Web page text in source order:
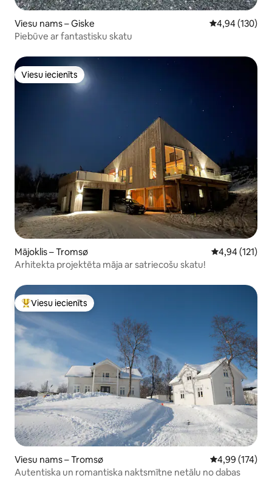
Viesu nams – Giske Vidējais
4,94 (130)
Piebūve ar fantastisku skatu
Viesu iecienīts
Viesu iecienīts
Mājoklis – Tromsø Vidējais
4,94 (121)
Arhitekta projektēta māja ar satriecošu skatu!
Populārs viesu iecienīts mājoklis
Viesu iecienīts
Viesu nams – Tromsø Vidējais
4,99 (174)
Autentiska un romantiska naktsmītne netālu no dabas